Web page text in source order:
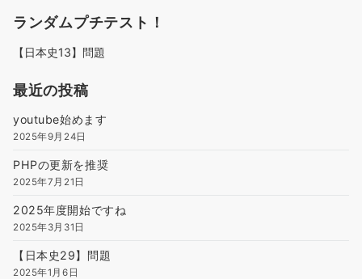
ランダムプチテスト！
【日本史13】問題
最近の投稿
youtube始めます
2025年9月24日
PHPの更新を推奨
2025年7月21日
2025年度開始ですね
2025年3月31日
【日本史29】問題
2025年1月6日